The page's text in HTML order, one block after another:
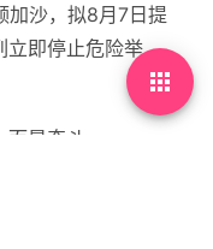
加沙，拟8月7日提
立即停止危险举
是奋斗。
